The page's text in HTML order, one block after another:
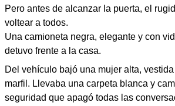
Pero antes de alcanzar la puerta, el
voltear a todos.
Una camioneta negra, elegante y con
detuvo frente a la casa.
Del vehículo bajó una mujer alta,
marfil. Llevaba una carpeta blanca y
seguridad que apagó todas las